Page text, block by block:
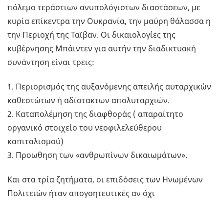
πόλεμο τεράστιων ανυπολόγιστων διαστάσεων, με
κυρία επίκεντρα την Ουκρανία, την μαύρη θάλασσα η
την Περιοχή της Ταϊβαν. Οι δικαιολογίες της
κυβέρνησης Μπάιντεν για αυτήν την διαδικτυακή
συνάντηση είναι τρεις:
1. Περιορισμός της αυξανόμενης απειλής αυταρχικών
καθεστώτων ή αδίστακτων απολυταρχιών.
2. Καταπολέμηση της διαφθοράς ( απαραίτητο
οργανικό στοιχείο του νεοφιλελεύθερου
καπιταλισμού)
3. Προωθηση των «ανθρωπίνων δικαιωμάτων».
Και στα τρία ζητήματα, οι επιδόσεις των Ηνωμένων
Πολιτειών ήταν απογοητευτικές αν όχι